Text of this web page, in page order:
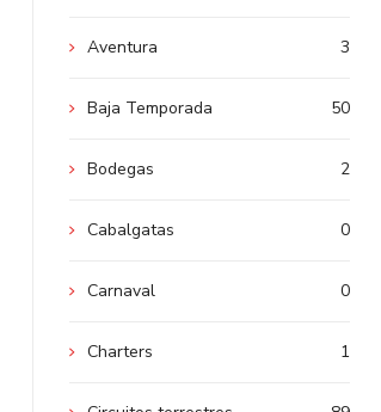
3
Aventura
50
Baja Temporada
2
Bodegas
0
Cabalgatas
0
Carnaval
1
Charters